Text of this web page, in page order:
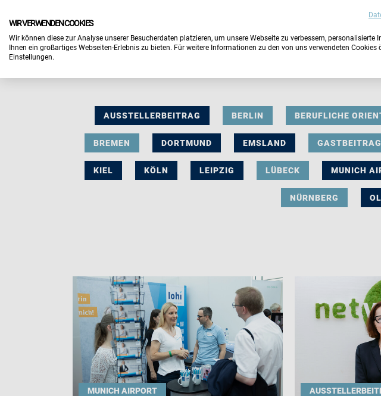
AUSSTELLERBEITRAG BERLIN BERUFLICHE
BREMEN DORTMUND EMSLAND GASTBEITRAG
KIEL KÖLN LEIPZIG LÜBECK MUNICH
NÜRNBERG
MUNICH AIRPORT
WIR VERWENDEN COOKIES
Wir können diese zur Analyse unserer Besucherdaten platzieren, um unsere Webseite zu verbessern, personalisierte
Ihnen ein großartiges Webseiten-Erlebnis zu bieten. Für weitere Informationen zu den von uns verwendeten Cookies
Einstellungen.